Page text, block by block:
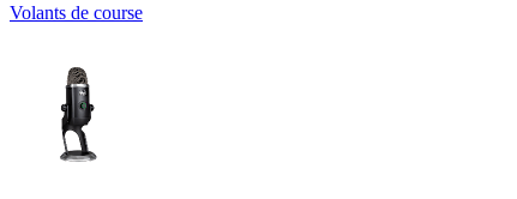
Volants de course